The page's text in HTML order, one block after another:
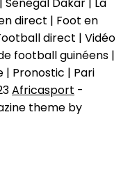
direct | Foot en
direct | Vidéo
football guinéens |
| Pronostic | Pari
Africasport -
theme by